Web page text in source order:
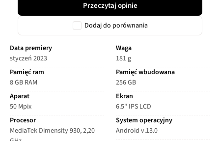
Przeczytaj opinie
Dodaj do porównania
Data premiery
styczeń 2023
Pamięć ram
8 GB RAM
Aparat
50 Mpix
Procesor
MediaTek Dimensity 930, 2,20
Waga
181 g
Pamięć wbudowana
256 GB
Ekran
6.5" IPS LCD
System operacyjny
Android v.13.0